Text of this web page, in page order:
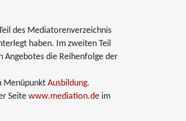
des Mediatorenverzeichnis
haben. Im zweiten Teil
Angebotes die Reihenfolge der
Menüpunkt Ausbildung.
Seite www.mediation.de im